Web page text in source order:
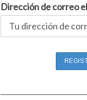
Dirección de correo